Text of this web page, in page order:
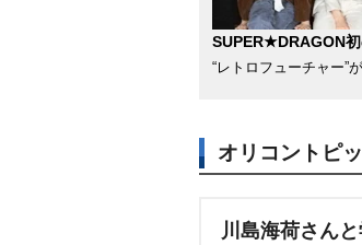
けていた。酒井
たという。後上
し、しばらく卒
風戦隊ハリケンジ
どに出演してい
SUPER★DRAGON
“レトロフューチャー”
オリコントピ
川島海荷さん